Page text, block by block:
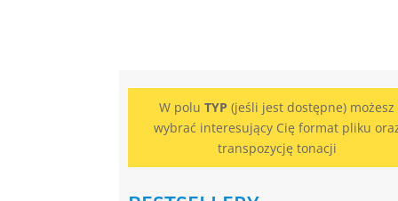
W poluTYP (jeśli jest dostępne) możesz
wybrać interesujący Cię format pliku
transpozycję tonacji